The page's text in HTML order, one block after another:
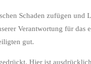
Schaden zufügen
Verantwortung für
gut.
Hier ist